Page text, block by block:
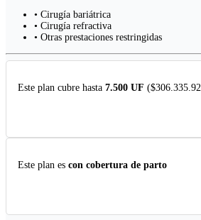
• Cirugía bariátrica
• Cirugía refractiva
• Otras prestaciones restringidas
Este plan cubre hasta 7.500 UF
Este plan es con cobertura de parto